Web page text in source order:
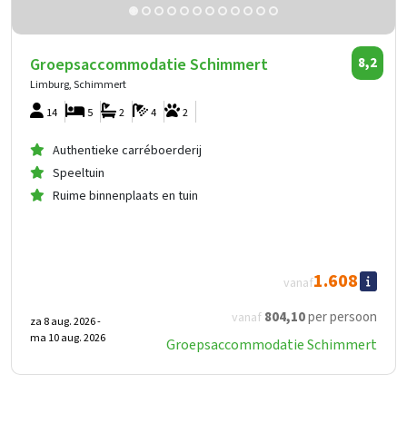
Groepsaccommodatie Schimmert
Limburg, Schimmert
8,2
14 2
4
2
5
Authentieke carréboerderij
Speeltuin
Ruime binnenplaats en tuin
vanaf 804,10per persoon
vanaf1.608
za 8 aug. 2026 -
ma 10 aug. 2026
Groepsaccommodatie Schimmert